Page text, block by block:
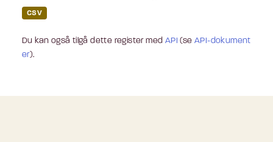
CSV
Du kan også tilgå dette register med API (seAPI-dokument
er).